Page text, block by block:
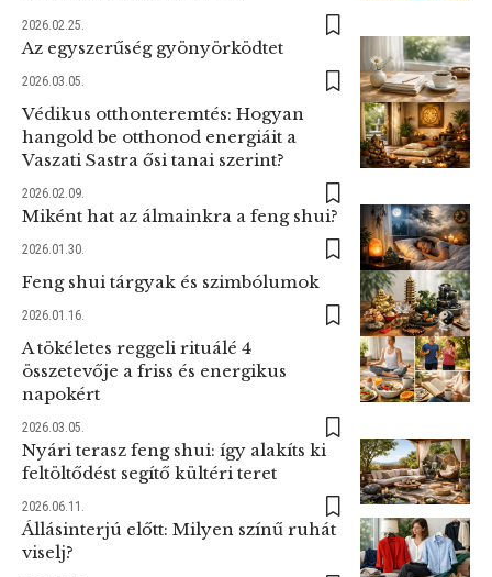
2026.02.25.
Az egyszerűség gyönyörködtet
2026.03.05.
Védikus otthonteremtés: Hogyan
hangold be otthonod energiáit a
Vaszati Sastra ősi tanai szerint?
2026.02.09.
Miként hat az álmainkra a feng shui?
2026.01.30.
Feng shui tárgyak és szimbólumok
2026.01.16.
A tökéletes reggeli rituálé 4
összetevője a friss és energikus
napokért
2026.03.05.
Nyári terasz feng shui: így alakíts ki
feltöltődést segítő kültéri teret
2026.06.11.
Állásinterjú előtt: Milyen színű ruhát
viselj?